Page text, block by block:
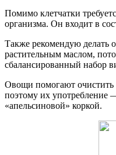
Помимо клетчатки
организма. Он входит в
Также рекомендую делать
растительным маслом,
сбалансированный набор
Овощи помогают очистить
поэтому их употребление
«апельсиновой» коркой.